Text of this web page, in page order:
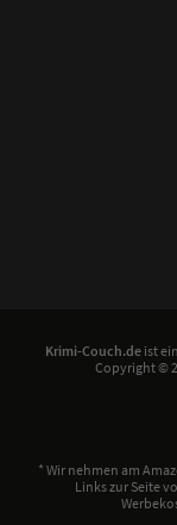
Krimi-Couch.de ist
Copyright ©
* Wir nehmen am
Links zur Seite